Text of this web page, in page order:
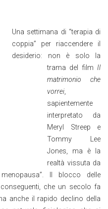
Una settimana di “terapia di
coppia” per riaccendere il
desiderio: non è solo la
trama del film Il
matrimonio che
vorrei
sapientemente
interpretato da
Meryl Streep e
Tommy Lee
Jones, ma è la
realtà vissuta da
Il blocco delle
che un secolo fa
anche il rapido declino della